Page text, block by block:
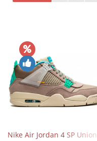
Nike Air Jordan 4 SP